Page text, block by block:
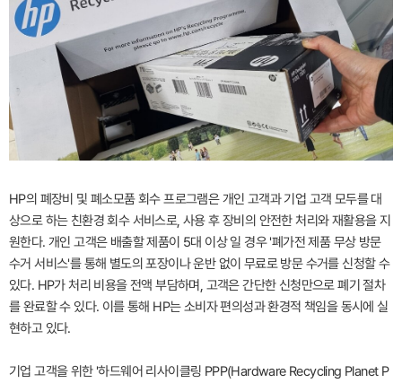
HP의 폐장비 및 폐소모품 회수 프로그램은 개인 고객과 기업 고객 모두를 대
상으로 하는 친환경 회수 서비스로, 사용 후 장비의 안전한 처리와 재활용을 지
원한다. 개인 고객은 배출할 제품이 5대 이상 일 경우 '폐가전 제품 무상 방문
수거 서비스'를 통해 별도의 포장이나 운반 없이 무료로 방문 수거를 신청할 수
있다. HP가 처리 비용을 전액 부담하며, 고객은 간단한 신청만으로 폐기 절차
를 완료할 수 있다. 이를 통해 HP는 소비자 편의성과 환경적 책임을 동시에 실
현하고 있다.
기업 고객을 위한 '하드웨어 리사이클링 PPP(Hardware Recycling Planet P